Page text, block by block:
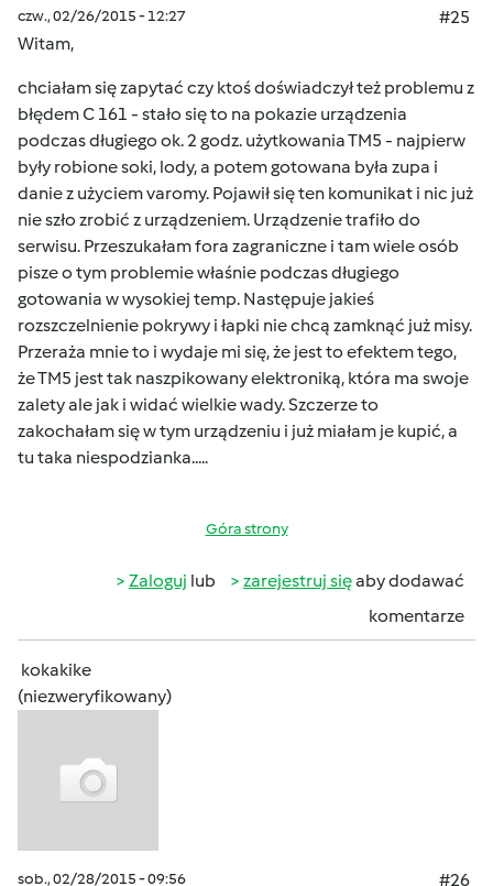
czw., 02/26/2015 - 12:27
#25
Witam,
chciałam się zapytać czy ktoś doświadczył też problemu z
błędem C 161 - stało się to na pokazie urządzenia
podczas długiego ok. 2 godz. użytkowania TM5 - najpierw
były robione soki, lody, a potem gotowana była zupa i
danie z użyciem varomy. Pojawił się ten komunikat i nic już
nie szło zrobić z urządzeniem. Urządzenie trafiło do
serwisu. Przeszukałam fora zagraniczne i tam wiele osób
pisze o tym problemie właśnie podczas długiego
gotowania w wysokiej temp. Następuje jakieś
rozszczelnienie pokrywy i łapki nie chcą zamknąć już misy.
Przeraża mnie to i wydaje mi się, że jest to efektem tego,
że TM5 jest tak naszpikowany elektroniką, która ma swoje
zalety ale jak i widać wielkie wady. Szczerze to
zakochałam się w tym urządzeniu i już miałam je kupić, a
tu taka niespodzianka.....
Góra strony
Zaloguj lub zarejestruj sięaby dodawać
komentarze
kokakike
(niezweryfikowany)
sob., 02/28/2015 - 09:56 #26